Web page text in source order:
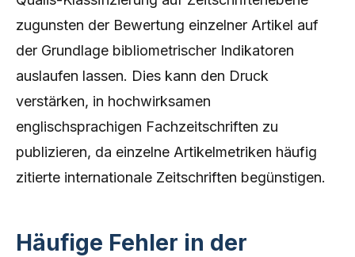
zugunsten der Bewertung einzelner Artikel auf
der Grundlage bibliometrischer Indikatoren
auslaufen lassen. Dies kann den Druck
verstärken, in hochwirksamen
englischsprachigen Fachzeitschriften zu
publizieren, da einzelne Artikelmetriken häufig
zitierte internationale Zeitschriften begünstigen.
Häufige Fehler in der